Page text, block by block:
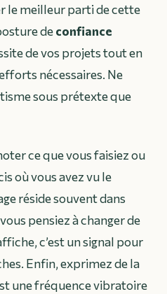
le meilleur parti de cette
deconfiance
de vos projets tout en
nécessaires. Ne
sous prétexte que
ce que vous faisiez ou
où vous avez vu le
réside souvent dans
pensiez à changer de
c’est un signal pour
Enfin, exprimez de la
une fréquence vibratoire